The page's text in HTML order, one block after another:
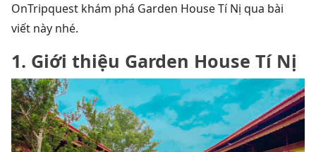
OnTripquest khám phá Garden House Tí Nị qua bài
viết này nhé.
1. Giới thiệu Garden House Tí Nị